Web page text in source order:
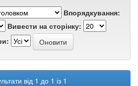
Впорядкування:
Вивести на сторінку:
від 1 до 1 із 1